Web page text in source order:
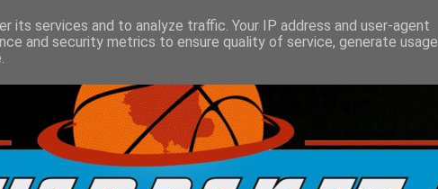
its services and to analyze traffic. Your IP address and user-agent
and security metrics to ensure quality of service, generate usage